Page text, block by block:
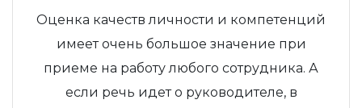
Оценка качеств личности и компетенций
имеет очень большое значение при
приеме на работу любого сотрудника. А
если речь идет о руководителе, в